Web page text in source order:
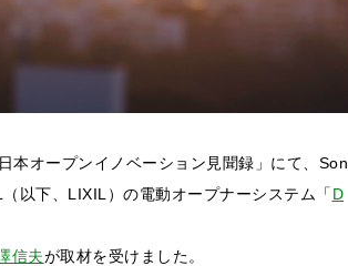
本オープンイノベーション見聞録」にて、Son
以下、LIXIL）の電動オープナーシステム「D
信夫が取材を受けました。